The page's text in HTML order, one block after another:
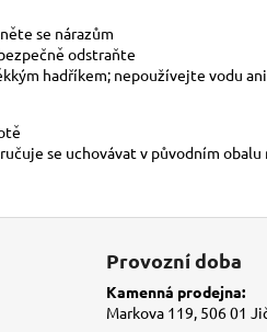
se nárazům
odstraňte
hadříkem; nepoužívejte vodu
se uchovávat v původním
Provozní doba
Kamenná prodejna:
Markova 119, 506 01